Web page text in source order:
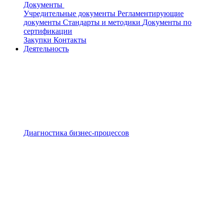
Документы
Учредительные документы Регламентирующие
документы Стандарты и методики Документы по
сертификации
Закупки Контакты
Деятельность
Диагностика бизнес-процессов